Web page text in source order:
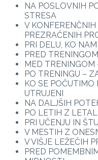
NA POSLOVNIH
STRESA
V
PREZRAČENIH
PRI DELU, KO
PRED
MED TRENINGOM
PO TRENINGU –
KO SE POČUTIMO
UTRUJENI
NA DALJŠIH
PO LETIH Z
PRI UČENJU IN
V MESTIH Z
V VIŠJE LEŽEČIH
PRED